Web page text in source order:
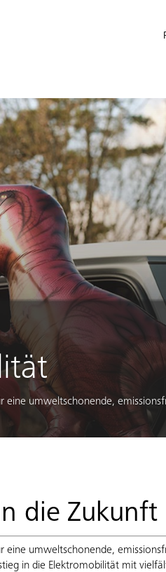
eine umweltschonende,
die Zukunft
eine umweltschonende,
in die Elektromobilität mit